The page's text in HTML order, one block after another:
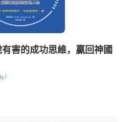
害的成功思維，贏回神國